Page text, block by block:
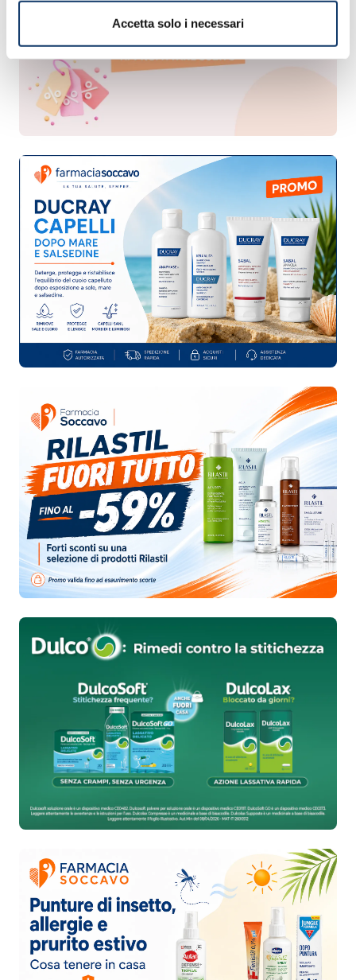
Accetta solo i necessari